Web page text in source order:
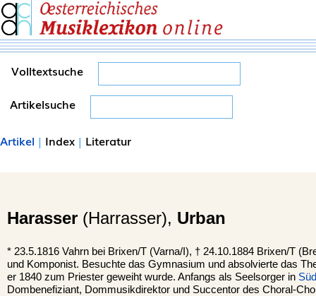
Volltextsuche
Artikelsuche
Artikel | Index | Literatur
Harasser (Harrasser), Urban
* 23.5.1816 Vahrn bei Brixen/T (Varna/I), † 24.10.1884 Brixen/T
und Komponist. Besuchte das Gymnasium und absolvierte das
er 1840 zum Priester geweiht wurde. Anfangs als Seelsorger in
Dombenefiziant, Dommusikdirektor und Succentor des Choral-